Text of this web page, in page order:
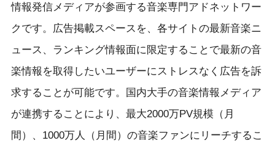
情報発信メディアが参画する音楽専門アドネットワー
クです。広告掲載スペースを、各サイトの最新音楽ニ
ュース、ランキング情報面に限定することで最新の音
楽情報を取得したいユーザーにストレスなく広告を訴
求することが可能です。国内大手の音楽情報メディア
が連携することにより、最大2000万PV規模（月
間）、1000万人（月間）の音楽ファンにリーチするこ